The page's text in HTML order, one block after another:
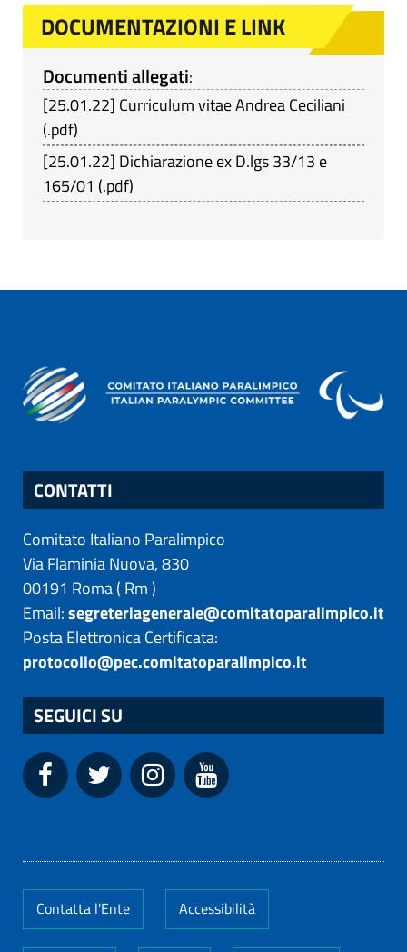
DOCUMENTAZIONI E LINK
Documenti allegati:
[25.01.22] Curriculum vitae Andrea Ceciliani
(.pdf)
[25.01.22] Dichiarazione ex D.lgs 33/13 e
165/01 (.pdf)
CONTATTI
Comitato Italiano Paralimpico
Via Flaminia Nuova, 830
00191 Roma( Rm)
Email:segreteriagenerale@comitatoparalimpico.it
Posta Elettronica Certificata:
protocollo@pec.comitatoparalimpico.it
SEGUICI SU
Contatta l'Ente Accessibilità